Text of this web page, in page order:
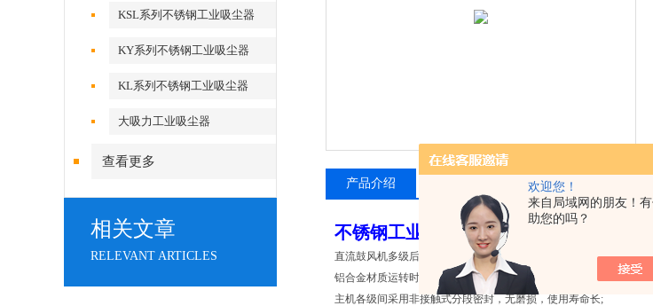
欢迎您！
来自局域网的朋友！
助您的吗？
KSL系列不锈钢工业吸尘器
KY系列不锈钢工业吸尘器
KL系列不锈钢工业吸尘器
大吸力工业吸尘器
查看更多
相关文章
RELEVANT ARTICLES
产品介绍 留言询价
不锈钢工业吸尘器主要结构：
直流鼓风机多级后弯式叶轮能量损失小，整机效率高;
铝合金材质运转时噪音低、震动小、2极电机（2850转）运行动力效
主机各级间采用非接触式分段密封，无磨损，使用寿命长;